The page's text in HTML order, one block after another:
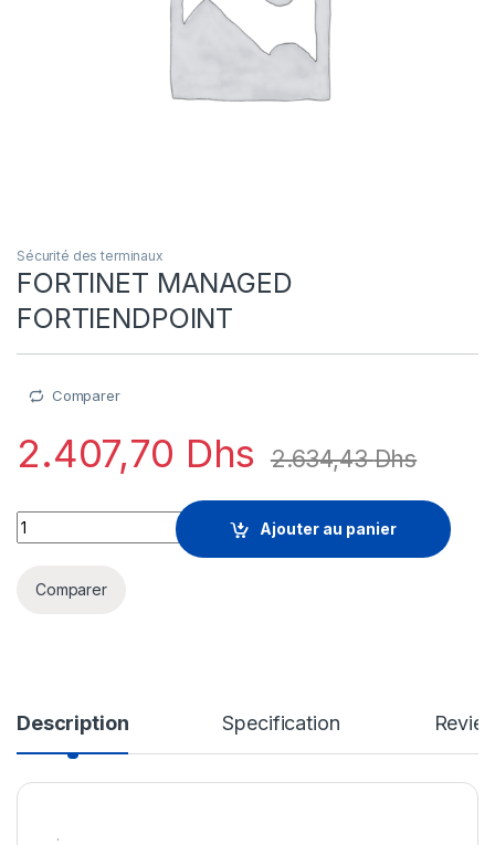
Sécurité des terminaux
FORTINET MANAGED
FORTIENDPOINT
Comparer
2.407,70 Dhs 2.634,43Dhs
FORTINET MANAGED FORTIENDPOINT quantity
Ajouter au panier
Comparer
Description Specification
.